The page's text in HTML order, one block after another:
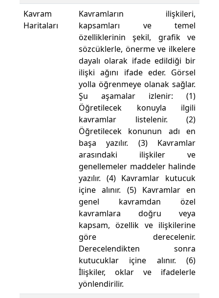
Kavram
Haritaları
Kavramların ilişkileri,
kapsamları ve temel
özelliklerinin şekil, grafik ve
sözcüklerle, önerme ve ilkelere
dayalı olarak ifade edildiği bir
ilişki ağını ifade eder. Görsel
yolla öğrenmeye olanak sağlar.
Şu aşamalar izlenir: (1)
Öğretilecek konuyla ilgili
kavramlar listelenir. (2)
Öğretilecek konunun adı en
başa yazılır. (3) Kavramlar
arasındaki ilişkiler ve
genellemeler maddeler halinde
yazılır. (4) Kavramlar kutucuk
içine alınır. (5) Kavramlar en
genel kavramdan özel
kavramlara doğru veya
kapsam, özellik ve ilişkilerine
göre derecelenir.
Derecelendikten sonra
kutucuklar içine alınır. (6)
İlişkiler, oklar ve ifadelerle
yönlendirilir.